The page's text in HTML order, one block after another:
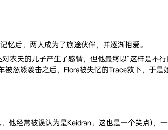
忆后，两人成为了旅途伙伴，并逐渐相爱。
农夫的儿子产生了感情，但他最终以“这样是不
忽然袭击之后，Flora被失忆的Trace救下，于是
他经常被误认为是Keidran，这也是一个笑点)，